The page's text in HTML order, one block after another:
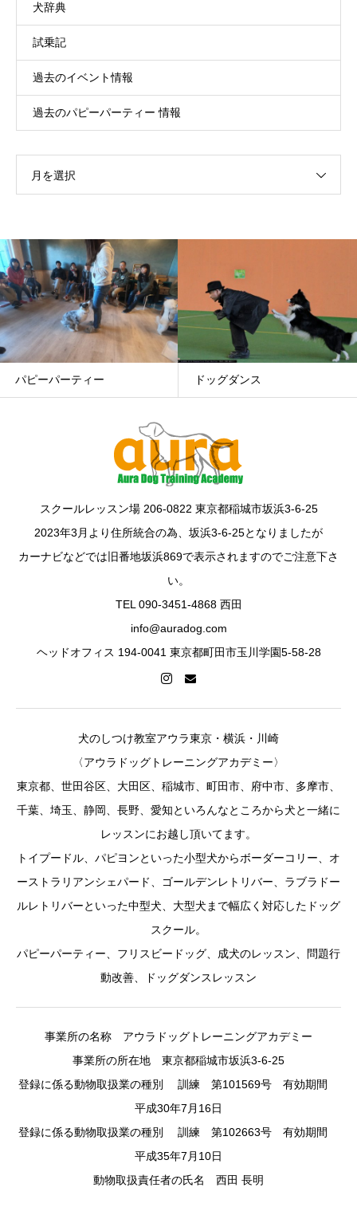
犬辞典
試乗記
過去のイベント情報
過去のパピーパーティー 情報
月を選択
ドッグダンス 基礎レッスン
スクールレッスン場 206-0822 東京都稲城市坂浜3-6-25
2023年3月より住所統合の為、坂浜3-6-25となりましたが
カーナビなどでは旧番地坂浜869で表示されますのでご注意下さ
い。
TEL 090-3451-4868 西田
info@auradog.com
ヘッドオフィス 194-0041 東京都町田市玉川学園5-58-28
犬のしつけ教室アウラ東京・横浜・川崎
〈アウラドッグトレーニングアカデミー〉
東京都、世田谷区、大田区、稲城市、町田市、府中市、多摩市、
千葉、埼玉、静岡、長野、愛知といろんなところから犬と一緒に
レッスンにお越し頂いてます。
トイプードル、パピヨンといった小型犬からボーダーコリー、オ
ーストラリアンシェパード、ゴールデンレトリバー、ラブラドー
ルレトリバーといった中型犬、大型犬まで幅広く対応したドッグ
スクール。
パピーパーティー、フリスビードッグ、成犬のレッスン、問題行
動改善、ドッグダンスレッスン
事業所の名称 アウラドッグトレーニングアカデミー
事業所の所在地 東京都稲城市坂浜3-6-25
登録に係る動物取扱業の種別 訓練 第101569号 有効期間
平成30年7月16日
登録に係る動物取扱業の種別 訓練 第102663号 有効期間
平成35年7月10日
動物取扱責任者の氏名 西田 長明